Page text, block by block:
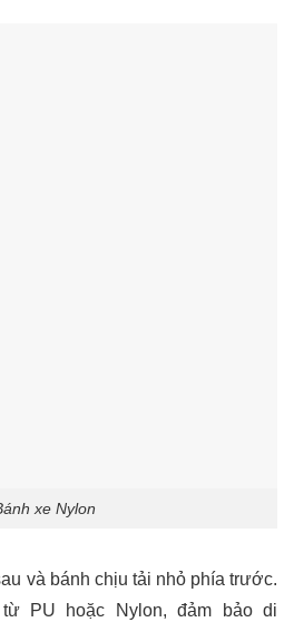
xe Nylon
và bánh chịu tải nhỏ phía trước.
PU hoặc Nylon, đảm bảo di